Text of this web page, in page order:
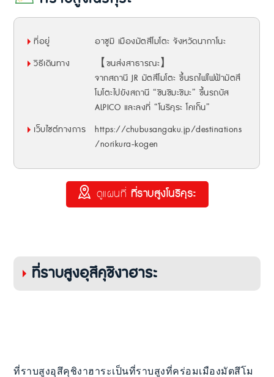
ที่อยู่
อาซูมิ เมืองมัตสึโมโตะ จังหวัดนากาโนะ
วิธีเดินทาง
【ขนส่งสาธารณะ】
จากสถานี JR มัตสึโมโตะ ขึ้นรถไฟไฟฟ้ามัตสึ
โมโตะไปยังสถานี “ชินชิมะชิมะ” ขึ้นรถบัส
ALPICO และลงที่ “โนริคุระ โคเก็น”
เว็บไซต์ทางการ
https://chubusangaku.jp/destinations
/norikura-kogen
ดูแผนที่ ที่ราบสูงโนริคุระ
ที่ราบสูงอุสึคุชิงาฮาระ
ที่ราบสูงอุสึคุชิงาฮาระเป็นที่ราบสูงที่คร่อมเมืองมัตสึโม